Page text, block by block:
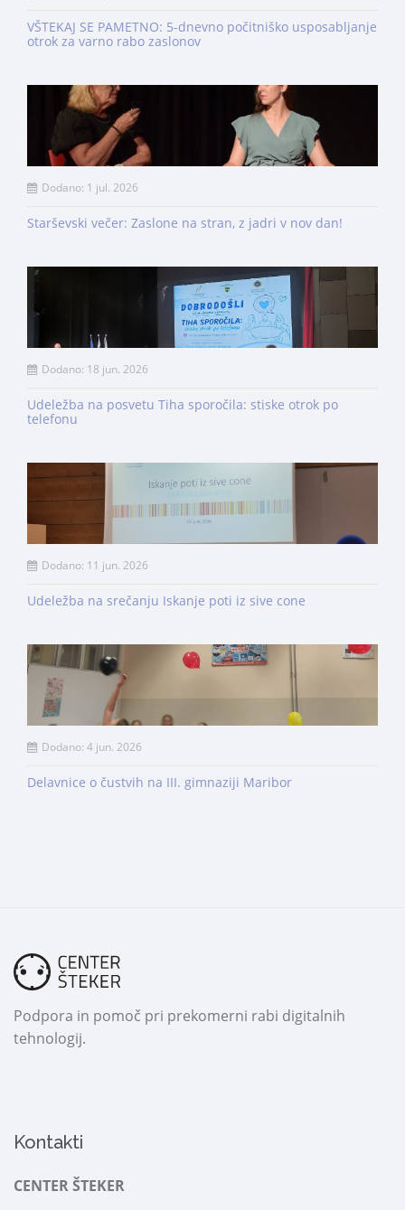
VŠTEKAJ SE PAMETNO: 5-dnevno počitniško usposabljanje
otrok za varno rabo zaslonov
Dodano: 1 jul. 2026
Starševski večer: Zaslone na stran, z jadri v nov dan!
Dodano: 18 jun. 2026
Udeležba na posvetu Tiha sporočila: stiske otrok po
telefonu
Dodano: 11 jun. 2026
Udeležba na srečanju Iskanje poti iz sive cone
Dodano: 4 jun. 2026
Delavnice o čustvih na III. gimnaziji Maribor
Podpora in pomoč pri prekomerni rabi digitalnih
tehnologij.
Kontakti
CENTER ŠTEKER